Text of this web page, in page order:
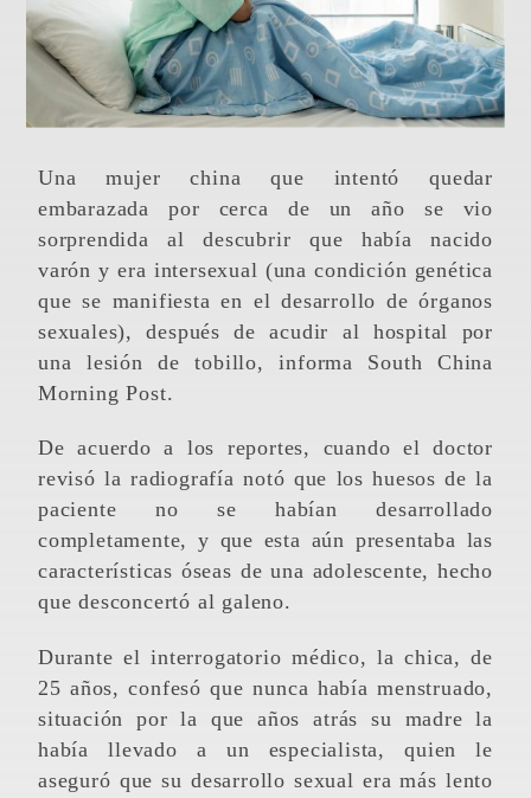
Una mujer china que intentó quedar
embarazada por cerca de un año se vio
sorprendida al descubrir que había nacido
varón y era intersexual (una condición genética
que se manifiesta en el desarrollo de órganos
sexuales), después de acudir al hospital por
una lesión de tobillo, informa South China
Morning Post.
De acuerdo a los reportes, cuando el doctor
revisó la radiografía notó que los huesos de la
paciente no se habían desarrollado
completamente, y que esta aún presentaba las
características óseas de una adolescente, hecho
que desconcertó al galeno.
Durante el interrogatorio médico, la chica, de
25 años, confesó que nunca había menstruado,
situación por la que años atrás su madre la
había llevado a un especialista, quien le
aseguró que su desarrollo sexual era más lento